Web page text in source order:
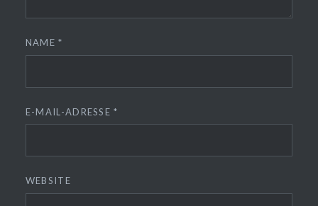
NAME*
E-MAIL-ADRESSE*
WEBSITE